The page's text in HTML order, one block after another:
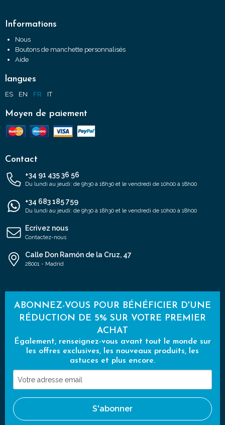
Informations
Nous
Boutons de manchette personnalisés
Aide
langues
ES EN FR IT
Moyen de paiement
Contact
+34 91 435 36 56
Du lundi au jeudi: de 9h30 à 18h30 et le vendredi de 10h00 à 18h00
+34 683 185 759
Du lundi au jeudi: de 9h30 à 18h30 et le vendredi de 10h00 à 18h00
Ecrivez nous
Contactez-nous
Calle Don Ramón de la Cruz, 47
28001 - Madrid
ABONNEZ-VOUS POUR BÉNÉFICIER D'UNE
RÉDUCTION DE 5% SUR VOTRE PREMIER
ACHAT
Également, renseignez-vous avant tout le monde sur
les offres exclusives, les nouveaux produits, les
astuces et plus encore.
Votre
adresse
email
S'abonner